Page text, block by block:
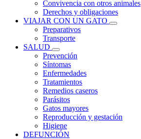
Convivencia con otros animales
Derechos y obligaciones
VIAJAR CON UN GATO
Preparativos
Transporte
SALUD
Prevención
Síntomas
Enfermedades
Tratamientos
Remedios caseros
Parásitos
Gatos mayores
Reproducción y gestación
Higiene
DEFUNCIÓN